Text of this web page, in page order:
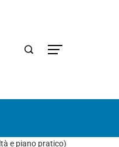
e piano pratico)